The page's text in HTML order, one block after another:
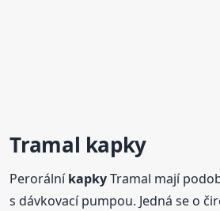
Tramal kapky
PerorálníkapkyTramal mají
s dávkovací pumpou. Jedná se o